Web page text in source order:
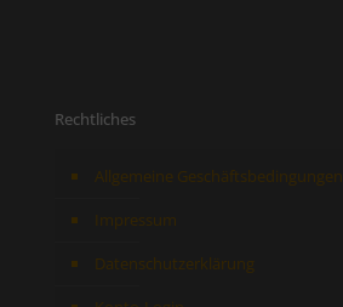
Rechtliches
Allgemeine Geschäftsbedingungen
Impressum
Datenschutzerklärung